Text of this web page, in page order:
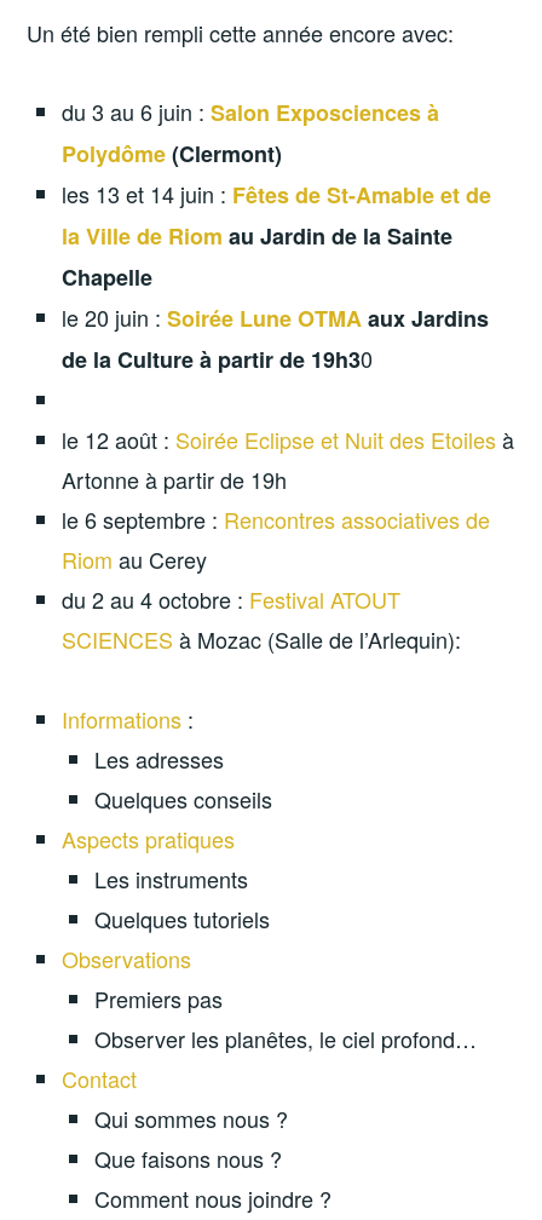
Un été bien rempli cette année encore avec:
du 3 au 6 juin :Salon Exposciences à
Polydôme(Clermont)
les 13 et 14 juin : Fêtes de St-Amable et de
la Ville de Riom au Jardin de la Sainte
Chapelle
le 20 juin :Soirée Lune OTMAaux Jardins
de la Culture à partir de 19h30
le 12 août : Soirée Eclipse et Nuit des Etoilesà
Artonne à partir de 19h
le 6 septembre : Rencontres associatives de
Riom au Cerey
du 2 au 4 octobre : Festival ATOUT
SCIENCES à Mozac (Salle de l’Arlequin):
Informations :
Les adresses
Quelques conseils
Aspects pratiques
Les instruments
Quelques tutoriels
Observations
Premiers pas
Observer les planêtes, le ciel profond…
Contact
Qui sommes nous ?
Que faisons nous ?
Comment nous joindre ?